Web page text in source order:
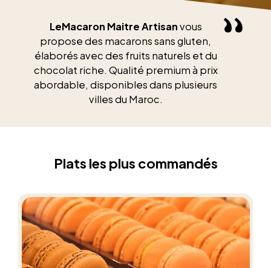
LeMacaron Maitre Artisanvous
propose des macarons sans gluten,
élaborés avec des fruits naturels et du
chocolat riche. Qualité premium à prix
abordable, disponibles dans plusieurs
villes du Maroc.
Plats les plus commandés